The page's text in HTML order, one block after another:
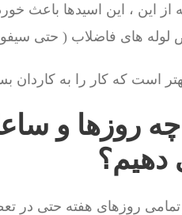
از این ، این اسیدها باعث
لوله های فاضلاب ( حتی
است که کار را به کاردان
روزها و
دهیم؟
تمامی روزهای هفته حتی در